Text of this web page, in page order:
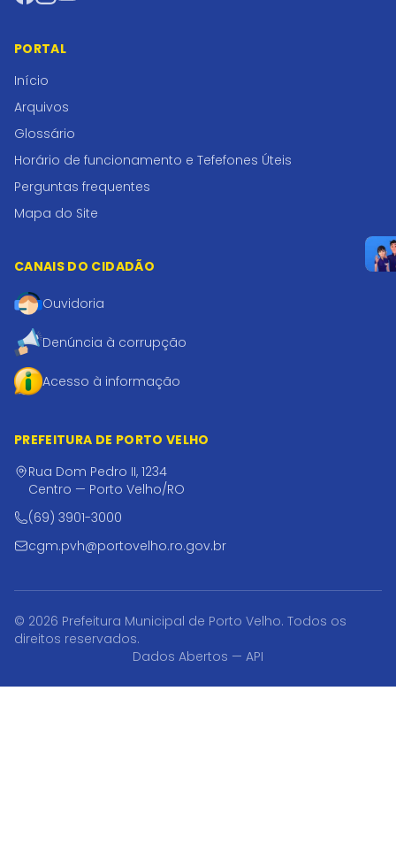
PORTAL
Início
Arquivos
Glossário
Horário de funcionamento e Tefefones Úteis
Perguntas frequentes
Mapa do Site
CANAIS DO CIDADÃO
Ouvidoria
Denúncia à corrupção
Acesso à informação
PREFEITURA DE PORTO VELHO
Rua Dom Pedro II, 1234
Centro — Porto Velho/RO
(69) 3901-3000
cgm.pvh@portovelho.ro.gov.br
© 2026 Prefeitura Municipal de Porto Velho. Todos os
direitos reservados.
Dados Abertos — API